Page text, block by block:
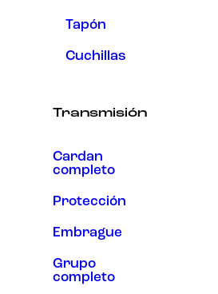
Tapón
Cuchillas
Transmisión
Cardan
completo
Protección
Embrague
Grupo
completo